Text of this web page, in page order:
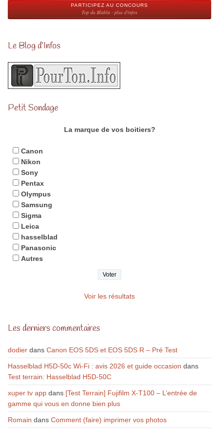
PARTICIPEZ AU CONCOURS
Top du Blabla - plus d'infos
Le Blog d’Infos
Petit Sondage
La marque de vos boitiers?
Canon
Nikon
Sony
Pentax
Olympus
Samsung
Sigma
Leica
hasselblad
Panasonic
Autres
Voir les résultats
Les derniers commentaires
dodierdans Canon EOS 5DS et EOS 5DS R – Pré Test
Hasselblad H5D-50c Wi-Fi : avis 2026 et guide occasion dans
Test terrain: Hasselblad H5D-50C
xuper tv appdans [Test Terrain] Fujifilm X-T100 – L’entrée de
gamme qui vous en donne bien plus
Romain dans Comment (faire) imprimer vos photos